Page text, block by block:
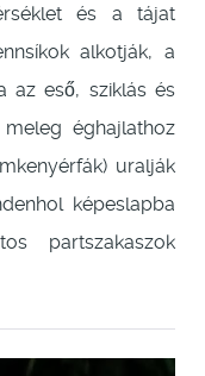
és a tájat
alkotják, a
az eső, sziklás és
éghajlathoz
uralják
képeslapba
partszakaszok